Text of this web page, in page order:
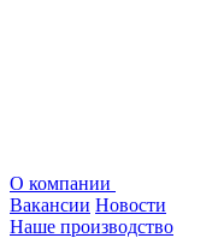
О компании
Вакансии Новости
Наше производство